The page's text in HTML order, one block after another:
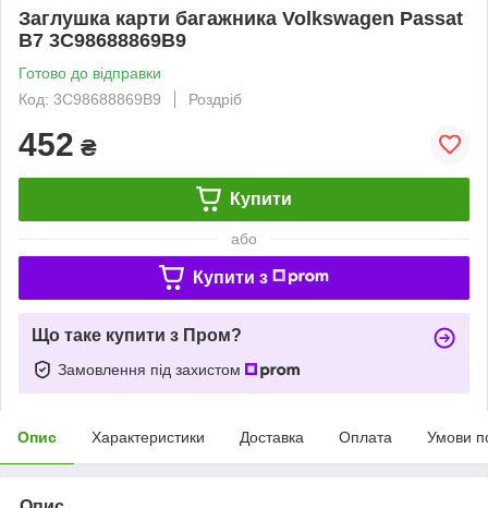
Заглушка карти багажника Volkswagen Passat
B7 3C98688869B9
Готово до відправки
Код: 3C98688869B9
Роздріб
452 ₴
Купити
або
Купити з
Що таке купити з Пром?
Замовлення під захистом
Опис Характеристики Доставка Оплата Умови